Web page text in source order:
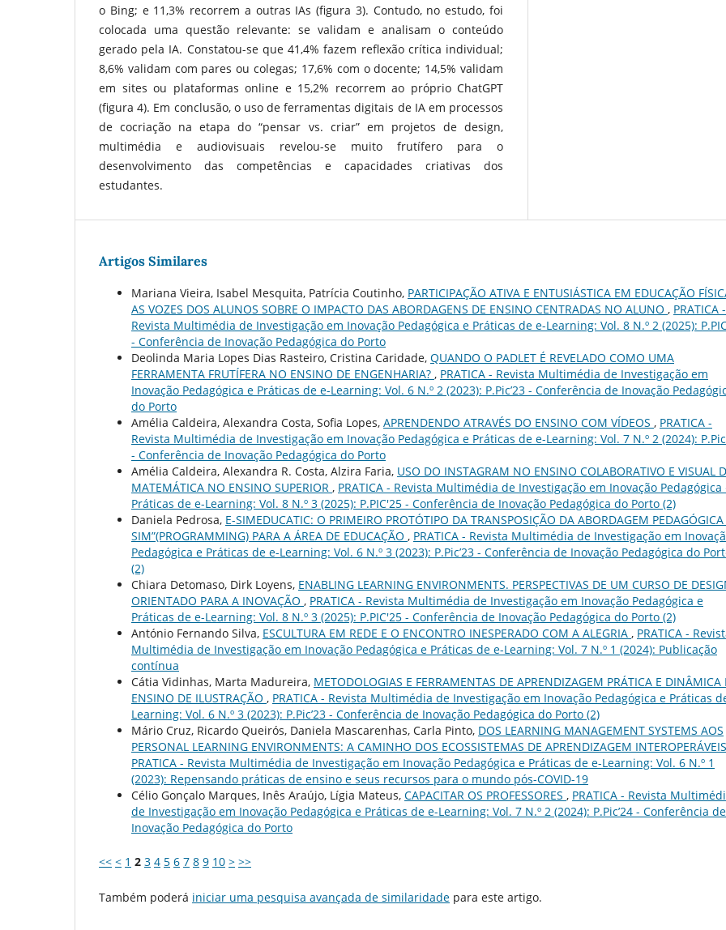
o Bing; e 11,3% recorrem a outras IAs (figura 3). Contudo, no estudo, foi
colocada uma questão relevante: se validam e analisam o conteúdo
gerado pela IA. Constatou-se que 41,4% fazem reflexão crítica individual;
8,6% validam com pares ou colegas; 17,6% com o docente; 14,5% validam
em sites ou plataformas online e 15,2% recorrem ao próprio ChatGPT
(figura 4). Em conclusão, o uso de ferramentas digitais de IA em processos
de cocriação na etapa do “pensar vs. criar” em projetos de design,
multimédia e audiovisuais revelou-se muito frutífero para o
desenvolvimento das competências e capacidades criativas dos
estudantes.
Artigos Similares
Mariana Vieira, Isabel Mesquita, Patrícia Coutinho, PARTICIPAÇÃO ATIVA E ENTUSIÁSTICA EM EDUCAÇÃO
AS VOZES DOS ALUNOS SOBRE O IMPACTO DAS ABORDAGENS DE ENSINO CENTRADAS NO ALUNO , PRATICA -
Revista Multimédia de Investigação em Inovação Pedagógica e Práticas de e-Learning: Vol. 8 N.º 2 (2025):
- Conferência de Inovação Pedagógica do Porto
Deolinda Maria Lopes Dias Rasteiro, Cristina Caridade, QUANDO O PADLET É REVELADO COMO UMA
FERRAMENTA FRUTÍFERA NO ENSINO DE ENGENHARIA? , PRATICA - Revista Multimédia de Investigação em
Inovação Pedagógica e Práticas de e-Learning: Vol. 6 N.º 2 (2023): P.Pic’23 - Conferência de Inovação
do Porto
Amélia Caldeira, Alexandra Costa, Sofia Lopes, APRENDENDO ATRAVÉS DO ENSINO COM VÍDEOS , PRATICA -
Revista Multimédia de Investigação em Inovação Pedagógica e Práticas de e-Learning: Vol. 7 N.º 2 (2024):
- Conferência de Inovação Pedagógica do Porto
Amélia Caldeira, Alexandra R. Costa, Alzira Faria, USO DO INSTAGRAM NO ENSINO COLABORATIVO E VISUAL
MATEMÁTICA NO ENSINO SUPERIOR , PRATICA - Revista Multimédia de Investigação em Inovação Pedagógica
Práticas de e-Learning: Vol. 8 N.º 3 (2025): P.PIC'25 - Conferência de Inovação Pedagógica do Porto (2)
Daniela Pedrosa, E-SIMEDUCATIC: O PRIMEIRO PROTÓTIPO DA TRANSPOSIÇÃO DA ABORDAGEM PEDAGÓGICA
SIM”(PROGRAMMING) PARA A ÁREA DE EDUCAÇÃO , PRATICA - Revista Multimédia de Investigação em
Pedagógica e Práticas de e-Learning: Vol. 6 N.º 3 (2023): P.Pic’23 - Conferência de Inovação Pedagógica do
(2)
Chiara Detomaso, Dirk Loyens, ENABLING LEARNING ENVIRONMENTS. PERSPECTIVAS DE UM CURSO DE
ORIENTADO PARA A INOVAÇÃO , PRATICA - Revista Multimédia de Investigação em Inovação Pedagógica e
Práticas de e-Learning: Vol. 8 N.º 3 (2025): P.PIC'25 - Conferência de Inovação Pedagógica do Porto (2)
António Fernando Silva, ESCULTURA EM REDE E O ENCONTRO INESPERADO COM A ALEGRIA , PRATICA -
Multimédia de Investigação em Inovação Pedagógica e Práticas de e-Learning: Vol. 7 N.º 1 (2024): Publicação
contínua
Cátia Vidinhas, Marta Madureira, METODOLOGIAS E FERRAMENTAS DE APRENDIZAGEM PRÁTICA E DINÂMICA
ENSINO DE ILUSTRAÇÃO , PRATICA - Revista Multimédia de Investigação em Inovação Pedagógica e Práticas
Learning: Vol. 6 N.º 3 (2023): P.Pic’23 - Conferência de Inovação Pedagógica do Porto (2)
Mário Cruz, Ricardo Queirós, Daniela Mascarenhas, Carla Pinto, DOS LEARNING MANAGEMENT SYSTEMS AOS
PERSONAL LEARNING ENVIRONMENTS: A CAMINHO DOS ECOSSISTEMAS DE APRENDIZAGEM
PRATICA - Revista Multimédia de Investigação em Inovação Pedagógica e Práticas de e-Learning: Vol. 6 N.º 1
(2023): Repensando práticas de ensino e seus recursos para o mundo pós-COVID-19
Célio Gonçalo Marques, Inês Araújo, Lígia Mateus, CAPACITAR OS PROFESSORES , PRATICA - Revista
de Investigação em Inovação Pedagógica e Práticas de e-Learning: Vol. 7 N.º 2 (2024): P.Pic’24 - Conferência de
Inovação Pedagógica do Porto
<< < 1 2 3 4 5 6 7 8 9 10 > >>
Também poderá iniciar uma pesquisa avançada de similaridade para este artigo.